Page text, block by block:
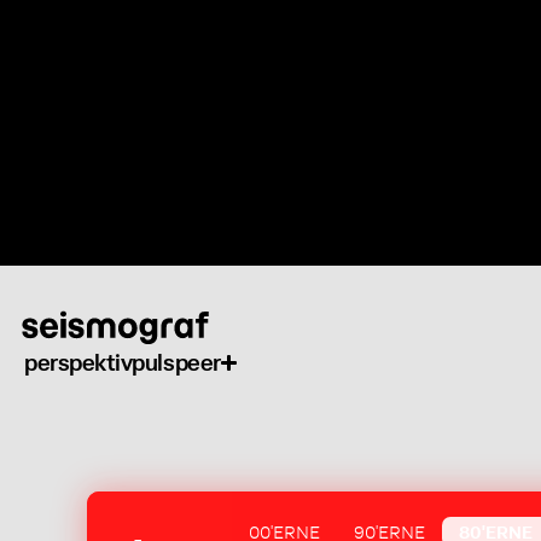
perspektivpulspeer
00'ERNE 90'ERNE